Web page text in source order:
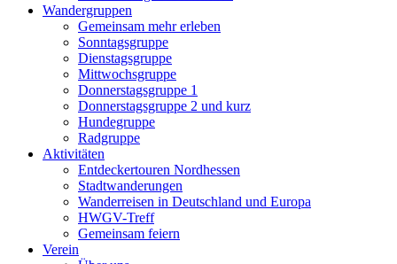
Wandergruppen
Gemeinsam mehr erleben
Sonntagsgruppe
Dienstagsgruppe
Mittwochsgruppe
Donnerstagsgruppe 1
Donnerstagsgruppe 2 und kurz
Hundegruppe
Radgruppe
Aktivitäten
Entdeckertouren Nordhessen
Stadtwanderungen
Wanderreisen in Deutschland und Europa
HWGV-Treff
Gemeinsam feiern
Verein